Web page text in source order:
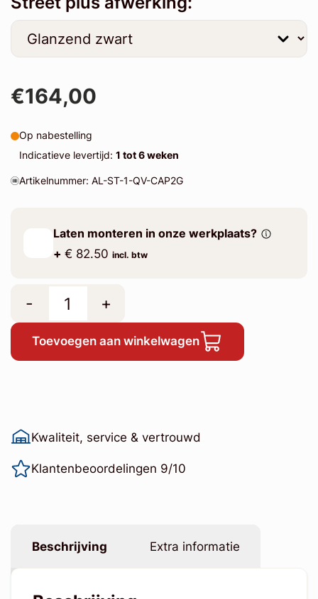
€164,00
Op nabestelling
Indicatieve levertijd: 1 tot 6 weken
Artikelnummer: AL-ST-1-QV-CAP2G
Laten monteren in onze werkplaats?
+ € 82.50 incl. btw
- +
Toevoegen aan winkelwagen
Kwaliteit, service & vertrouwd
Klantenbeoordelingen 9/10
Beschrijving Extra informatie